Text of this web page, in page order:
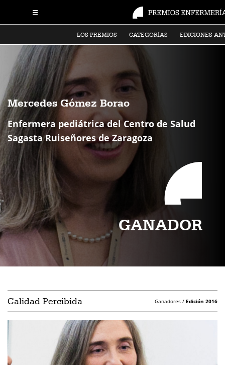
LOS PREMIOS CATEGORÍAS EDICIONES
Mercedes Gómez Borao
Enfermera pediátrica del Centro de Salud
Sagasta Ruiseñores de Zaragoza
GANADOR
Calidad Percibida Ganadores / Edición 2016